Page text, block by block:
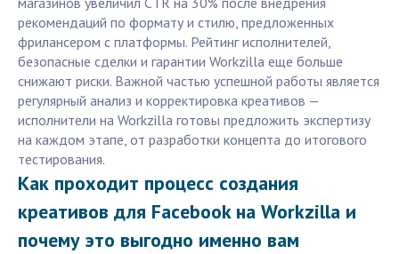
рекомендаций по формату и стилю, предложенных
фрилансером с платформы. Рейтинг исполнителей,
безопасные сделки и гарантии Workzilla еще больше
снижают риски. Важной частью успешной работы является
регулярный анализ и корректировка креативов —
исполнители на Workzilla готовы предложить экспертизу
на каждом этапе, от разработки концепта до итогового
тестирования.
Как проходит процесс создания
креативов для Facebook на Workzilla и
почему это выгодно именно вам